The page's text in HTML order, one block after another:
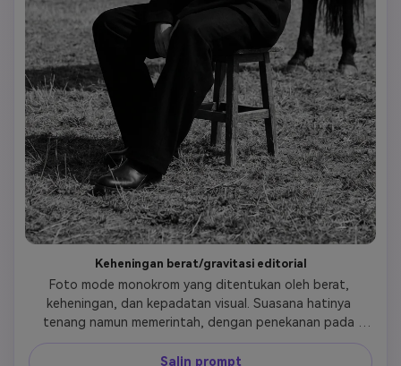
Keheningan berat/gravitasi editorial
Foto mode monokrom yang ditentukan oleh berat,
keheningan, dan kepadatan visual. Suasana hatinya
tenang namun memerintah, dengan penekanan pada
tekstur, postur, dan kehadiran simbolis.
Salin prompt